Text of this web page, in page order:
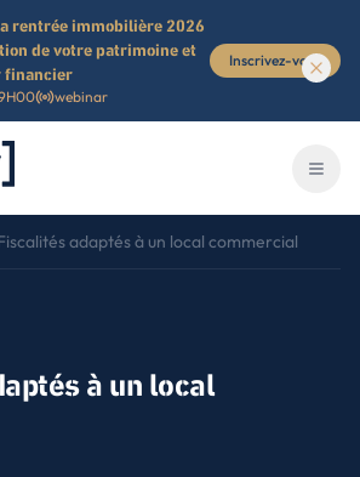
rentrée immobilière 2026
de votre patrimoine et
financier
webinar
Inscrivez-vous
adaptés à un local commercial
à un local